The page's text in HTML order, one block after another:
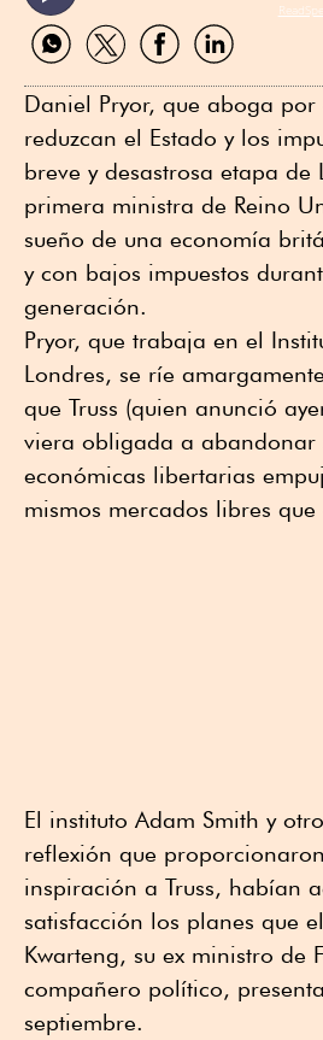
Compartir
por
Compartir
por
Compartir
por
Compartir
por
Daniel Pryor, que aboga
reduzcan el Estado y los
breve y desastrosa etapa de
primera ministra de Reino
sueño de una economía
y con bajos impuestos
generación.
Pryor, que trabaja en el
Londres, se ríe
que Truss (quien anunció
viera obligada a abandonar
económicas libertarias
mismos mercados libres
El instituto Adam Smith y
reflexión que
inspiración a Truss, habían
satisfacción los planes que
Kwarteng, su ex ministro de
compañero político,
septiembre.